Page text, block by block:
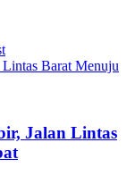
Jalan Lintas